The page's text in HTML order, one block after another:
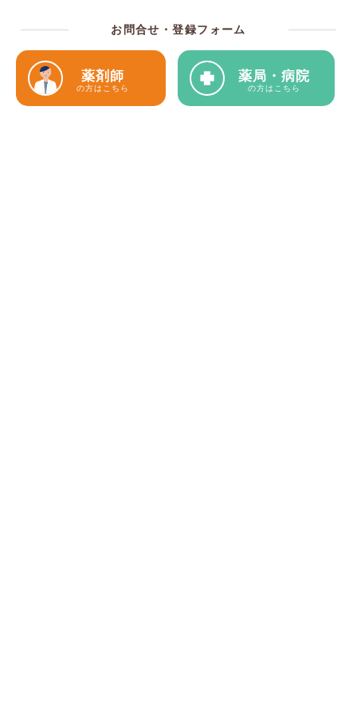
お問合せ・登録フォーム
薬剤師
の方はこちら
薬局・病院
の方はこちら